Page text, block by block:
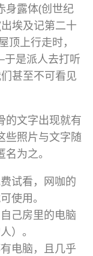
身露体(创世纪
埃及记第二十
顶上行走时，
于是派人去打听
甚至不可看见
的文字出现就有
些照片与文字随
为之。
试看，网咖的
使用。
己房里的电脑
）。
电脑，且几乎